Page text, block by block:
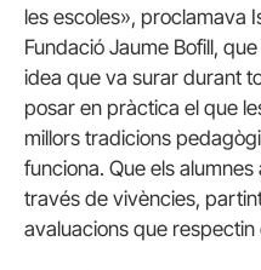
les escoles», proclamava
Fundació Jaume Bofill,
idea que va surar durant
posar en pràctica el que
millors tradicions
funciona. Que els
través de vivències,
avaluacions que respectin